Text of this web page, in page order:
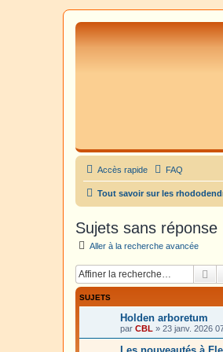
Accès rapide FAQ
Tout savoir sur les
Sujets sans réponse
Aller à la recherche avancée
SUJETS
Holden arboretum
par CBL » 23 janv. 2026
Les nouveautés à